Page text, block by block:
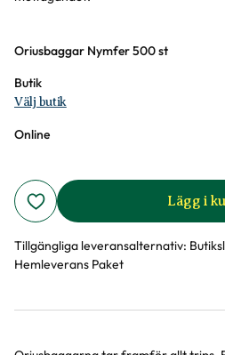
Varianter
Oriusbaggar Nymfer 500 st
Butik
Välj butik
Online
Lägg i
Tillgängliga leveransalternativ:
Hemleverans Paket